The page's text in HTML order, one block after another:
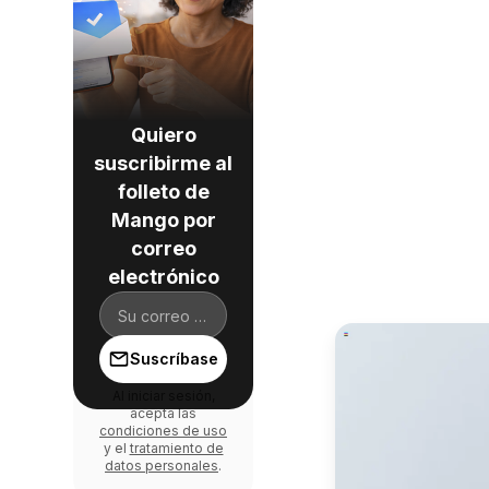
Quiero
suscribirme al
folleto de
Mango por
correo
electrónico
Suscríbase
acepta las
condiciones de uso
y el tratamiento de
datos personales.